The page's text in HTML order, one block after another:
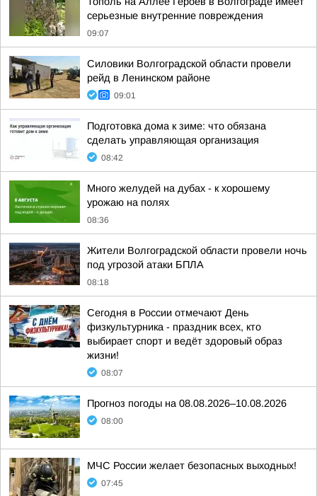
серьезные внутренние повреждения
09:07
Силовики Волгоградской области провели
рейд в Ленинском районе
09:01
Подготовка дома к зиме: что обязана
сделать управляющая организация
08:42
Много желудей на дубах - к хорошему
урожаю на полях
08:36
Жители Волгоградской области провели ночь
под угрозой атаки БПЛА
08:18
Сегодня в России отмечают День
физкультурника - праздник всех, кто
выбирает спорт и ведёт здоровый образ
жизни!
08:07
Прогноз погоды на 08.08.2026–10.08.2026
08:00
МЧС России желает безопасных выходных!
07:45